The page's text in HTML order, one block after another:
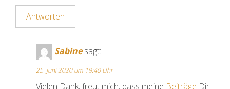
Antworten
Sabine sagt:
25. Juni 2020 um 19:40 Uhr
Vielen Dank, freut mich, dass meine Beiträge Dir